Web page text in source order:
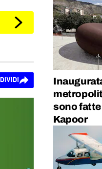
sono
Kapoor